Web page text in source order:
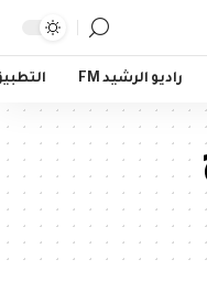
راديو الرشيد FM